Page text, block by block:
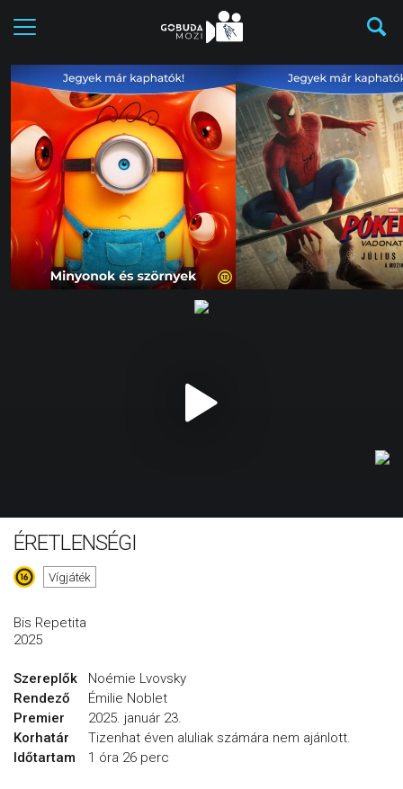
ÉRETLENSÉGI
Vígjáték
Bis Repetita
2025
Szereplők
Noémie Lvovsky
Rendező
Émilie Noblet
Premier
2025. január 23.
Korhatár
Tizenhat éven aluliak számára nem ajánlott.
Időtartam
1 óra 26 perc